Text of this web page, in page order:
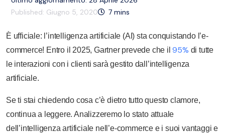
Published: Giugno 5, 2020 7 mins
È ufficiale: l’intelligenza artificiale (AI) sta conquistando l’e-
commerce! Entro il 2025, Gartner prevede che il95% di tutte
le interazioni con i clienti sarà gestito dall’intelligenza
artificiale.
Se ti stai chiedendo cosa c’è dietro tutto questo clamore,
continua a leggere. Analizzeremo lo stato attuale
dell’intelligenza artificiale nell’e-commerce e i suoi vantaggi e